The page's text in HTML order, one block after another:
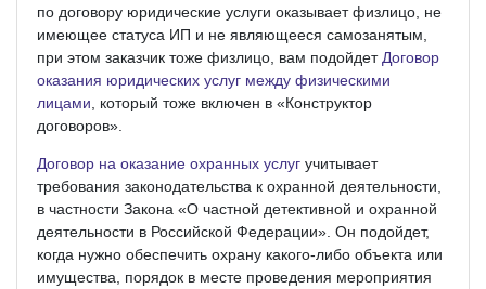
по договору юридические услуги оказывает физлицо, не
имеющее статуса ИП и не являющееся самозанятым,
при этом заказчик тоже физлицо, вам подойдетДоговор
оказания юридических услуг между физическими
лицами, который тоже включен в «Конструктор
договоров».
Договор на оказание охранных услугучитывает
требования законодательства к охранной деятельности,
в частности Закона «О частной детективной и охранной
деятельности в Российской Федерации». Он подойдет,
когда нужно обеспечить охрану какого­-либо объекта или
имущества, порядок в месте проведения мероприятия